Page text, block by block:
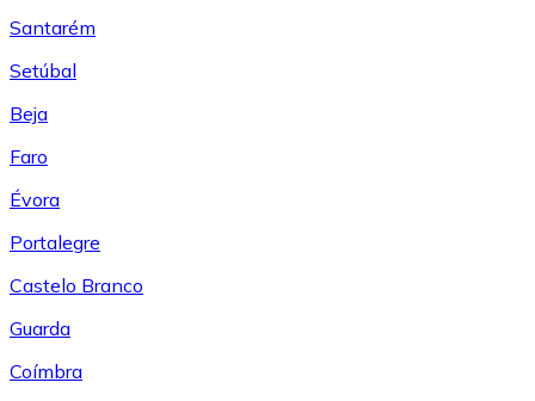
Santarém
Setúbal
Beja
Faro
Évora
Portalegre
Castelo Branco
Guarda
Coímbra